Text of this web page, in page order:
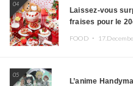
04
Laissez-vous
fraises pour le
FOOD ・
05
L’anime